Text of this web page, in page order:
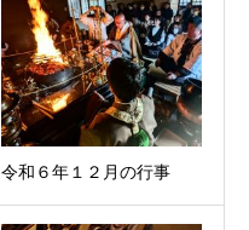
令和６年１２月の行事